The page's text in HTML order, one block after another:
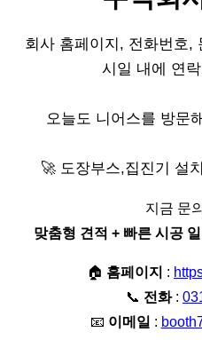
회사 홈페이지, 전화번호,
시일 내에 연
오늘도 니어스를 방문
🚀 도장부스,집진기 설
지금 문
맞춤형 견적 + 빠른 시공
🏠 홈페이지 :
📞 전화 :
📧 이메일 :